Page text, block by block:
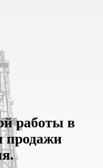
работы в
продажи